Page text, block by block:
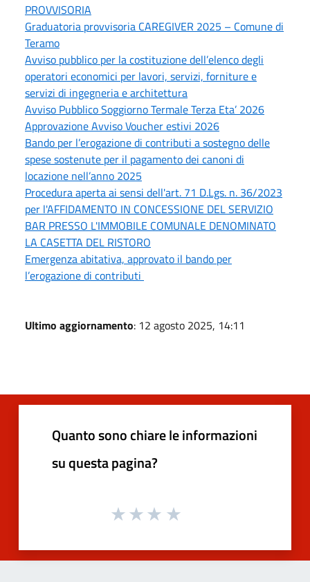
PROVVISORIA
Graduatoria provvisoria CAREGIVER 2025 – Comune di
Teramo
Avviso pubblico per la costituzione dell’elenco degli
operatori economici per lavori, servizi, forniture e
servizi di ingegneria e architettura
Avviso Pubblico Soggiorno Termale Terza Eta’ 2026
Approvazione Avviso Voucher estivi 2026
Bando per l’erogazione di contributi a sostegno delle
spese sostenute per il pagamento dei canoni di
locazione nell’anno 2025
Procedura aperta ai sensi dell'art. 71 D.Lgs. n. 36/2023
per l'AFFIDAMENTO IN CONCESSIONE DEL SERVIZIO
BAR PRESSO L'IMMOBILE COMUNALE DENOMINATO
LA CASETTA DEL RISTORO
Emergenza abitativa, approvato il bando per
l’erogazione di contributi
Ultimo aggiornamento: 12 agosto 2025, 14:11
Quanto sono chiare le informazioni
su questa pagina?